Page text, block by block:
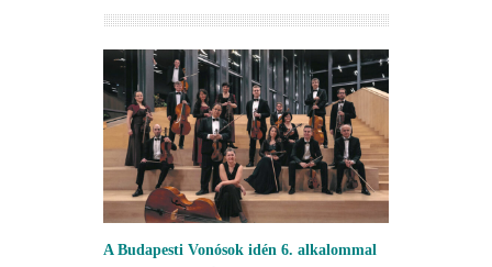
A Budapesti Vonósok idén 6. alkalommal